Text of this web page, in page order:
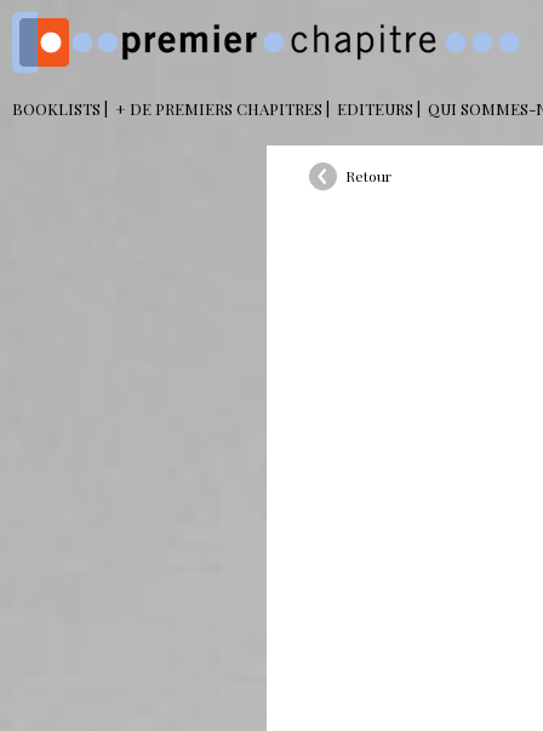
BOOKLISTS + DE PREMIERS CHAPITRES EDITEURS QUI SOMMES-
Retour